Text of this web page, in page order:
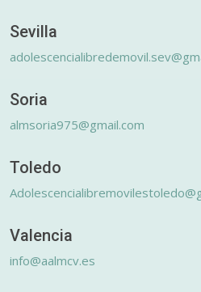
Sevilla
Soria
almsoria975@gmail.com
Toledo
Valencia
info@aalmcv.es